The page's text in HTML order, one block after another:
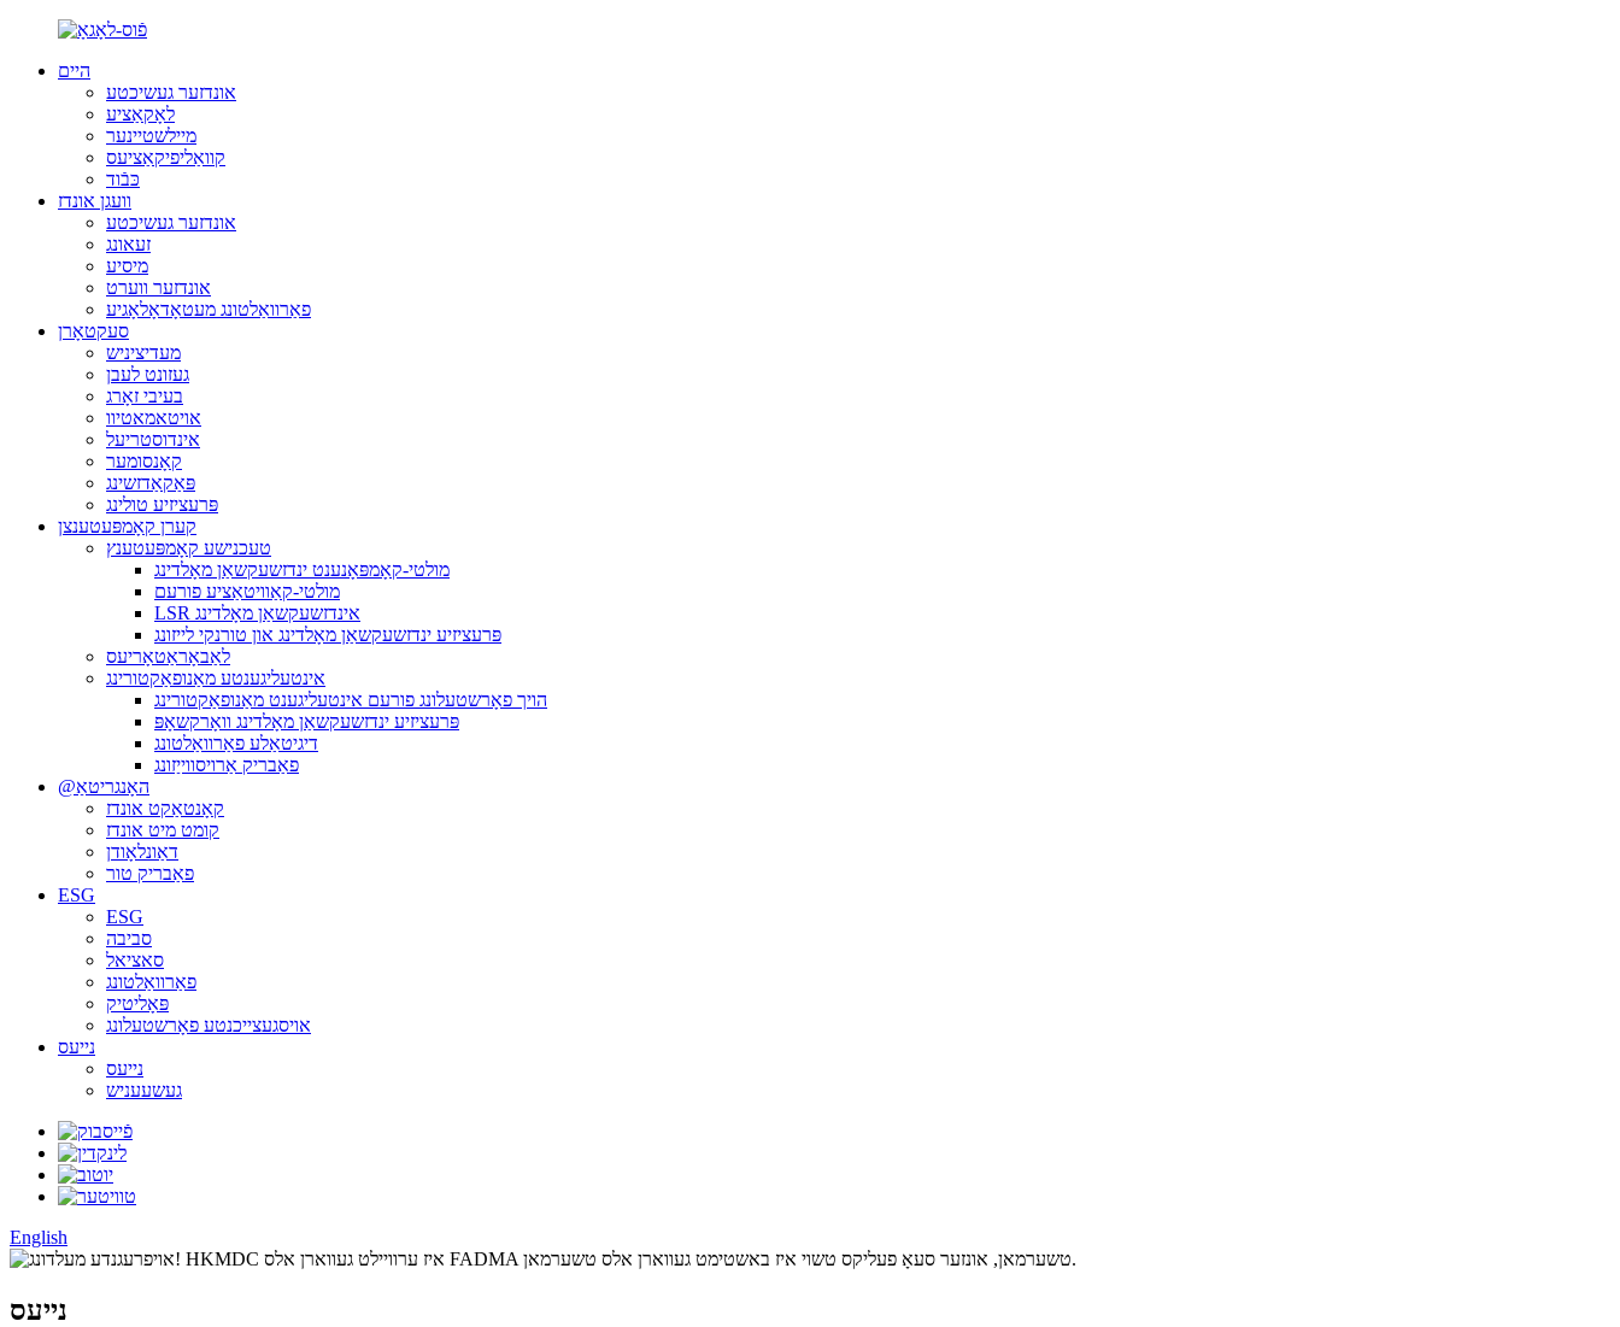
היים
אונדזער געשיכטע
לאָקאַציע
מיילשטיינער
קוואַליפיקאַציעס
כּבֿוד
וועגן אונדז
אונדזער געשיכטע
זעאונג
מיסיע
אונדזער ווערט
פאַרוואַלטונג מעטאָדאָלאָגיע
סעקטאָרן
מעדיציניש
געזונט לעבן
בעיבי זאָרג
אויטאמאטיוו
אינדוסטריעל
קאָנסומער
פּאַקאַדזשינג
פּרעציזיע טולינג
קערן קאָמפּעטענצן
טעכנישע קאָמפּעטענץ
מולטי-קאָמפּאָנענט ינדזשעקשאַן מאָלדינג
מולטי-קאַוויטאַציע פורעם
LSR אינדזשעקשאַן מאָלדינג
פּרעציזיע ינדזשעקשאַן מאָלדינג און טורנקי לייזונג
לאַבאָראַטאָריעס
אינטעליגענטע מאַנופאַקטורינג
הויך פאָרשטעלונג פורעם אינטעליגענט מאַנופאַקטורינג
פּרעציזיע ינדזשעקשאַן מאָלדינג וואָרקשאָפּ
דיגיטאַלע פאַרוואַלטונג
פאַבריק אַרויסווייַזונג
@האָנגריטאַ
קאָנטאַקט אונדז
קומט מיט אונדז
דאַונלאָודן
פאַבריק טור
ESG
ESG
סביבה
סאציאל
פאַרוואַלטונג
פּאָליטיק
אויסגעצייכנטע פאָרשטעלונג
נייעס
נייעס
געשעעניש
English
נייעס